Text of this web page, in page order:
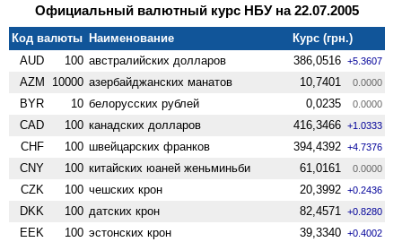
Официальный валютный курс НБУ на 22.07.2005
Код валюты Наименование
Курс (грн.)
AUD
100 австралийских долларов 386,0516 +5.3607
AZM 10000 азербайджанских манатов 10,7401 0.0000
BYR 10 белорусских рублей 0,0235 0.0000
CAD 100 канадских долларов 416,3466 +1.0333
CHF 100 швейцарских франков 394,4392 +4.7376
CNY 100 китайских юаней женьминьби 61,0161 0.0000
CZK 100 чешских крон 20,3992 +0.2436
DKK 100 датских крон 82,4571 +0.8280
EEK 100 эстонских крон 39,3340 +0.4002